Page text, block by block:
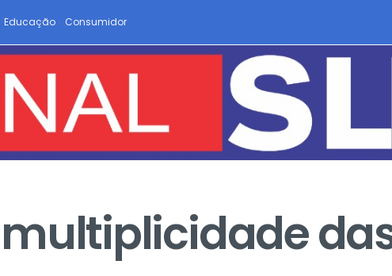
Educação Consumidor